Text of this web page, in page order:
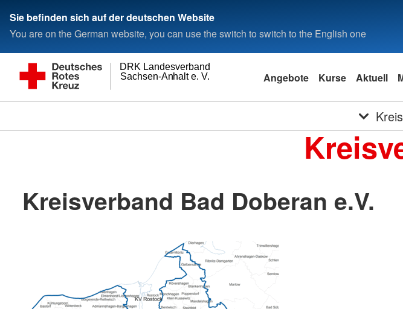
Sie befinden sich auf der deutschen Website
You are on the German website, you can use the switch to switch to the English one
Sachsen-Anhalt e. V.
DRK Landesverband
Angebote Kurse Aktuell
Kreisverband Bad Doberan e.V.